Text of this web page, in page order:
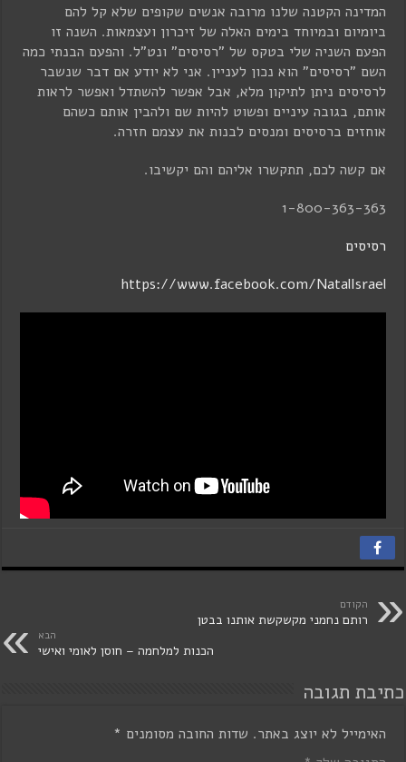
המדינה הקטנה שלנו מרובה אנשים שקופים שלא קל להם
ביומיום ובמיוחד בימים האלה של זיכרון ועצמאות. השנה זו
הפעם השניה שלי בטקס של "רסיסים" ונט"ל. והפעם הבנתי כמה
השם "רסיסים" הוא נכון לעניין. אני לא יודע אם דבר שנשבר
לרסיסים ניתן לתיקון מלא, אבל אפשר להשתדל ואפשר לראות
אותם, בגובה עיניים ופשוט להיות שם ולהבין אותם כשהם
אוחזים ברסיסים ומנסים לבנות את עצמם חזרה.
אם קשה לכם, תתקשרו אליהם והם יקשיבו.
1-800-363-363
רסיסים
https://www.facebook.com/NatalIsrael
הקודם
רותם נחמני מקשקשת אותנו בבטן
הבא
הכנות למלחמה – חוסן לאומי ואישי
כתיבת תגובה
האימייל לא יוצג באתר. שדות החובה מסומנים *